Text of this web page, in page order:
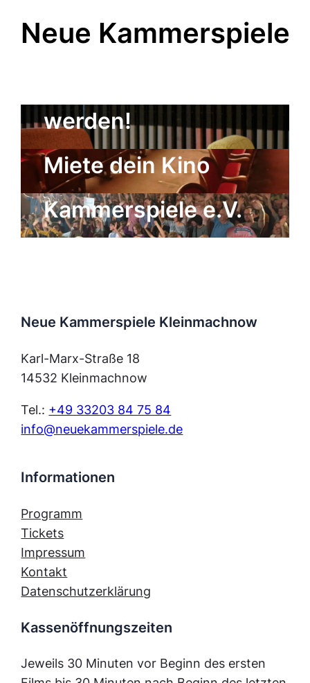
Neue Kammerspiele
werden!
Miete dein Kino
Der Freundeskreis
der Neuen
Kammerspiele e.V.
Neue Kammerspiele Kleinmachnow
Karl-Marx-Straße 18
14532 Kleinmachnow
Tel.: +49 33203 84 75 84
info@neuekammerspiele.de
Informationen
Programm
Tickets
Impressum
Kontakt
Datenschutzerklärung
Kassenöffnungszeiten
Jeweils 30 Minuten vor Beginn des ersten